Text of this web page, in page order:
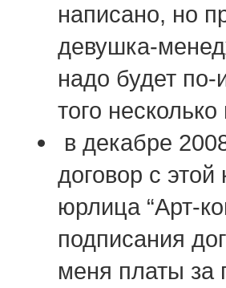
написано, но
девушка-
надо будет
того
в декабре
договор с
юрлица “Арт-
подписания
меня платы за